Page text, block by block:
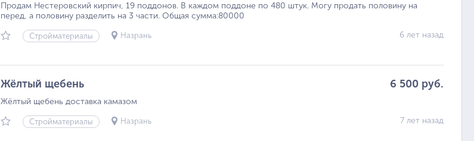
Продам Нестеровский кирпич, 19 поддонов. В каждом поддоне по 480 штук. Могу продать половину на
перед, а половину разделить на 3 части. Общая сумма:80000
Стройматериалы Назрань 6 лет назад
Жёлтый щебень 6 500 руб.
Жёлтый щебень доставка камазом
Стройматериалы Назрань 7 лет назад